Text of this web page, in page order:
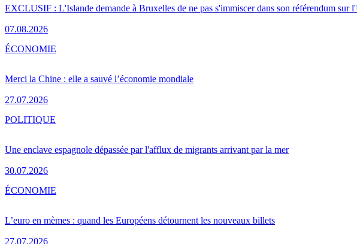
EXCLUSIF : L'Islande demande à Bruxelles de ne pas s'immiscer dans son référendum sur
07.08.2026
Merci la Chine : elle a sauvé l’économie mondiale
27.07.2026
ÉCONOMIE
Une enclave espagnole dépassée par l'afflux de migrants arrivant par la mer
30.07.2026
POLITIQUE
L’euro en mèmes : quand les Européens détournent les nouveaux billets
27.07.2026
ÉCONOMIE